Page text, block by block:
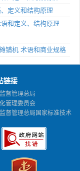
定义和结构原理
和定义、结构原理
铺机 术语和商业规格
链接
督管理总局
管理委员会
督管理总局国家标准技术